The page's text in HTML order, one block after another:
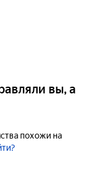
вы, а
похожи на